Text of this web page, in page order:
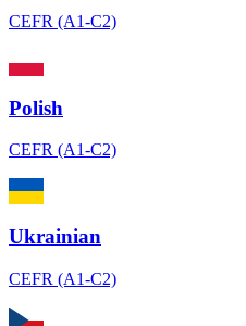
CEFR (A1-C2)
Polish
CEFR (A1-C2)
Ukrainian
CEFR (A1-C2)